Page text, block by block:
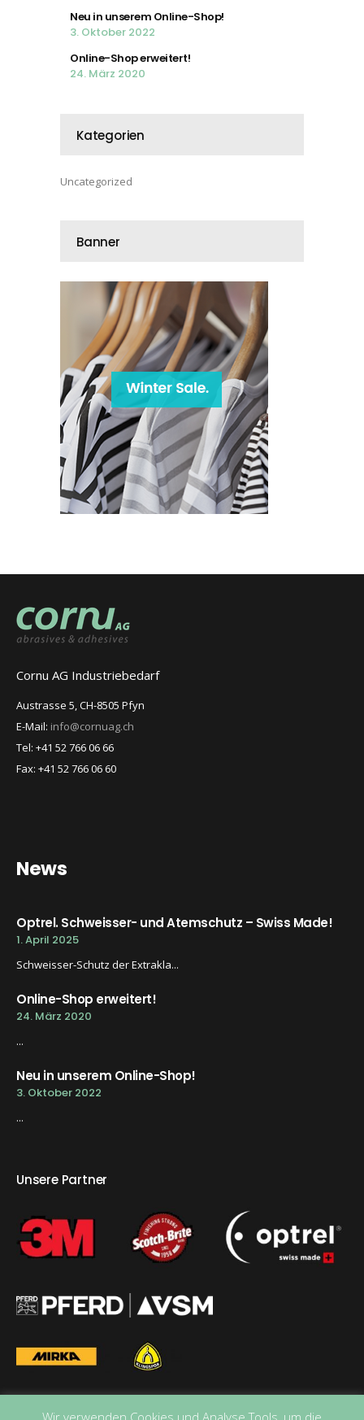
Neu in unserem Online-Shop!
3. Oktober 2022
Online-Shop erweitert!
24. März 2020
Kategorien
Uncategorized
Banner
Cornu AG Industriebedarf
Austrasse 5, CH-8505 Pfyn
E-Mail: info@cornuag.ch
Tel: +41 52 766 06 66
Fax: +41 52 766 06 60
News
Optrel. Schweisser- und Atemschutz – Swiss Made!
1. April 2025
Schweisser-Schutz der Extrakla...
Online-Shop erweitert!
24. März 2020
...
Neu in unserem Online-Shop!
3. Oktober 2022
...
Unsere Partner